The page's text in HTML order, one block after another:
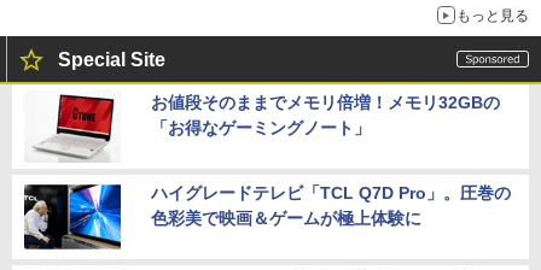
もっと見る
Special Site
お値段そのままでメモリ倍増！メモリ32GBの
「お得なゲーミングノート」
ハイグレードテレビ「TCL Q7D Pro」。圧巻の
色彩美で映画＆ゲームが極上体験に